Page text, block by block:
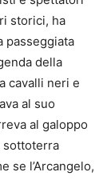
storici, ha
passeggiata
della
cavalli neri e
al suo
al galoppo
sottoterra
se l’Arcangelo,